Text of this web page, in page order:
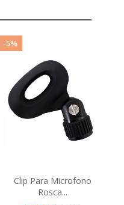
Rosca...
Precio
$25.00 Precio
$26.00